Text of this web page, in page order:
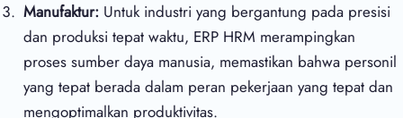
Manufaktur: Untuk industri yang bergantung pada presisi
dan produksi tepat waktu, ERP HRM merampingkan
proses sumber daya manusia, memastikan bahwa personil
yang tepat berada dalam peran pekerjaan yang tepat dan
mengoptimalkan produktivitas.